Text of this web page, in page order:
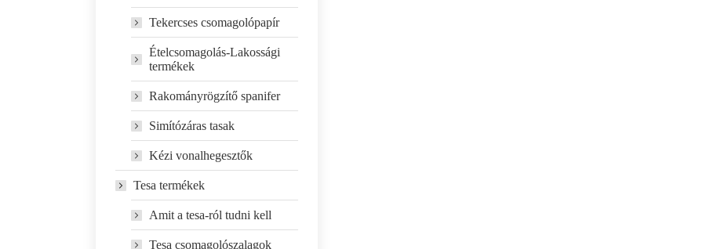
Tekercses csomagolópapír
Ételcsomagolás-Lakossági
termékek
Rakományrögzítő spanifer
Simítózáras tasak
Kézi vonalhegesztők
Tesa termékek
Amit a tesa-ról tudni kell
Tesa csomagolószalagok